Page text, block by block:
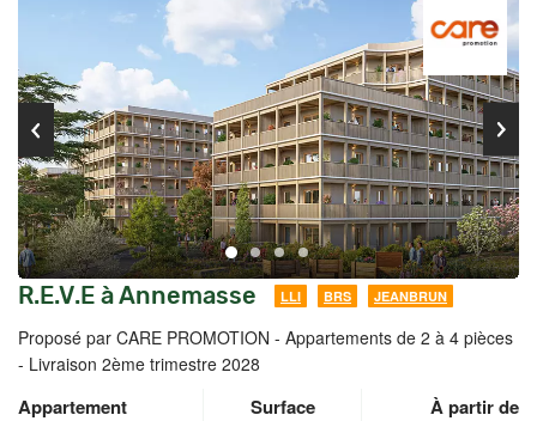
R.E.V.E à Annemasse LLI BRS JEANBRUN
Proposé par CARE PROMOTION - Appartements de 2 à 4 pièces
- Livraison 2ème trimestre 2028
Appartement Surface À partir de